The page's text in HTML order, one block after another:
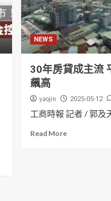
NEWS
30年房貸成主流
飆高
yaojin 2025-05-12
工商時報 記者 / 郭及
Read More